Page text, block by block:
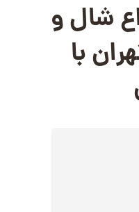
شال و
با